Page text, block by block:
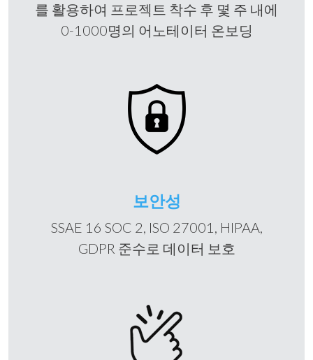
를 활용하여 프로젝트 착수 후 몇 주 내에
0-1000명의 어노테이터 온보딩
보안성
SSAE 16 SOC 2, ISO 27001, HIPAA,
GDPR 준수로 데이터 보호